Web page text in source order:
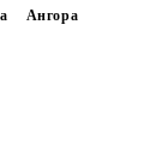
Ангора